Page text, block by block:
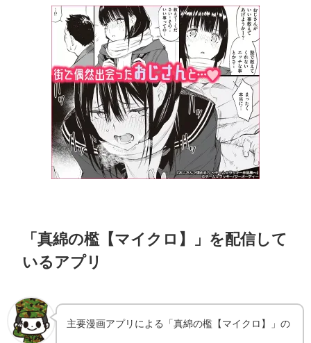
「真綿の檻【マイクロ】」を配信して
いるアプリ
主要漫画アプリによる「真綿の檻【マイクロ】」の